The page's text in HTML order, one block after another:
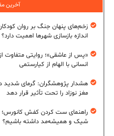
آخرین
زخم‌های پنهان جنگ بر روان
اندازه بازسازی شهرها اهمیت دارد؟
«پس از عاشقی»؛ روایتی متفاوت
انسانی با الهام از کیارستمی
هشدار پژوهشگران: گرمای شدید
مغز نوزاد را تحت تأثیر قرار دهد
شیک و همیشه‌مد داشته باشیم؟